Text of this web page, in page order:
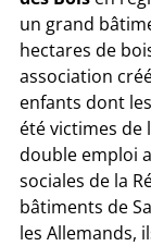
un grand
hectares de
association
enfants dont
été victimes de
double emploi
sociales de la
bâtiments de
les Allemands,